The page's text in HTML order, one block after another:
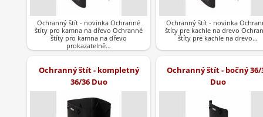
Ochranný štít - novinka Ochranné
štíty pro kamna na dřevo Ochranné
štíty pro kamna na dřevo
prokazatelně…
Ochranný štít - novinka
štíty pre kachle na drevo
štíty pre kachle na drevo…
Ochranný štít - kompletný
36/36 Duo
Ochranný štít - bočný 36/
Duo